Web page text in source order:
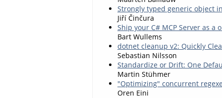
Strongly typed generic object
Jiří Činčura
Ship your C# MCP Server as a
Bart Wullems
dotnet cleanup v2: Quickly
Sebastian Nilsson
Standardize or Drift: One
Martin Stühmer
"Optimizing" concurrent
Oren Eini